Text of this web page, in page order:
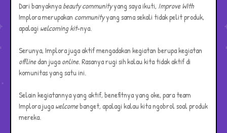
Dari banyaknyabeauty communityyang saya ikuti, ImproveWith
Implora merupakan communityyang sama sekali tidak pelit produk,
apalagi welcomingkit-nya.
Serunya, Implora juga aktif mengadakan kegiatan berupa kegiatan
offlinedan jugaonline. Rasanya rugi sih kalau kita tidak aktif di
komunitas yang satu ini.
Selain kegiatannya yang aktif, benefitnya yang oke, para team
Implora jugawelcomebanget, apalagi kalau kita ngobrol soal produk
mereka.